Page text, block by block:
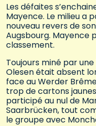
Les défaites
Mayence. Le milieu a
nouveau revers de
Augsbourg. Mayence
classement.
Toujours miné par
Olesen était absent
face au Werder
trop de cartons
participé au nul de
Saarbrücken, tout
le groupe avec